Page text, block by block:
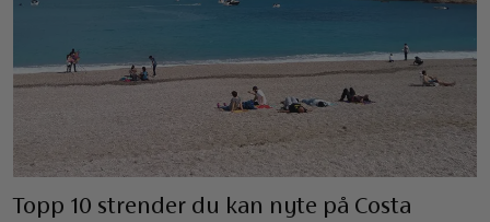
Topp 10 strender du kan nyte på Costa